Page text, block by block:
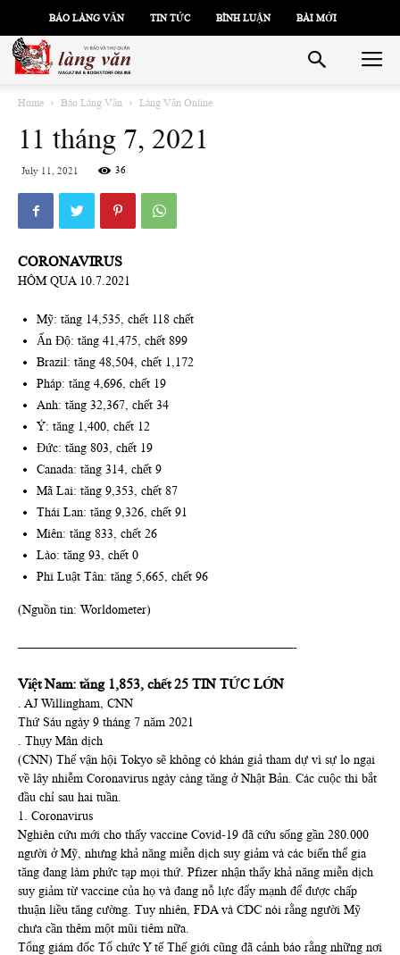
BÁO LÀNG VĂN TIN TỨC BÌNH LUẬN BÀI MỚI
Home Báo Làng Văn Làng Văn Online
11 tháng 7, 2021
July 11, 2021 36
CORONAVIRUS
HÔM QUA 10.7.2021
Mỹ: tăng 14,535, chết 118 chết
Ấn Độ: tăng 41,475, chết 899
Brazil: tăng 48,504, chết 1,172
Pháp: tăng 4,696, chết 19
Anh: tăng 32,367, chết 34
Ý: tăng 1,400, chết 12
Đức: tăng 803, chết 19
Canada: tăng 314, chết 9
Mã Lai: tăng 9,353, chết 87
Thái Lan: tăng 9,326, chết 91
Miên: tăng 833, chết 26
Lào: tăng 93, chết 0
Phi Luật Tân: tăng 5,665, chết 96
(Nguồn tin: Worldometer)
——————————————————————-
Việt Nam: tăng 1,853, chết 25 TIN TỨC LỚN
. AJ Willingham, CNN
Thứ Sáu ngày 9 tháng 7 năm 2021
. Thụy Mân dịch
(CNN) Thế vận hội Tokyo sẽ không có khán giả tham dự vì sự lo ngại
về lây nhiễm Coronavirus ngày càng tăng ở Nhật Bản. Các cuộc thi bắt
đầu chỉ sau hai tuần.
1. Coronavirus
Nghiên cứu mới cho thấy vaccine Covid-19 đã cứu sống gần 280.000
người ở Mỹ, nhưng khả năng miễn dịch suy giảm và các biến thể gia
tăng đang làm phức tạp mọi thứ. Pfizer nhận thấy khả năng miễn dịch
suy giảm từ vaccine của họ và đang nỗ lực đẩy mạnh để được chấp
thuận liều tăng cường. Tuy nhiên, FDA và CDC nói rằng người Mỹ
chưa cần thêm một mũi tiêm nữa.
Tổng giám đốc Tổ chức Y tế Thế giới cũng đã cảnh báo rằng những nơi